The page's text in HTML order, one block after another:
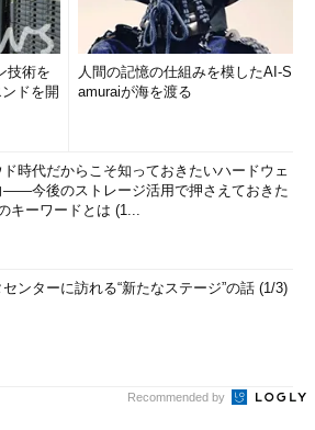
技術を
ドを開
人間の記憶の仕組みを模したAI-S
amuraiが海を渡る
ド時代だからこそ知っておきたいハードウェ
――今後のストレージ活用で押さえておきた
キーワードとは (1...
ンターに訪れる“新たなステージ”の話 (1/3)
Recommended by